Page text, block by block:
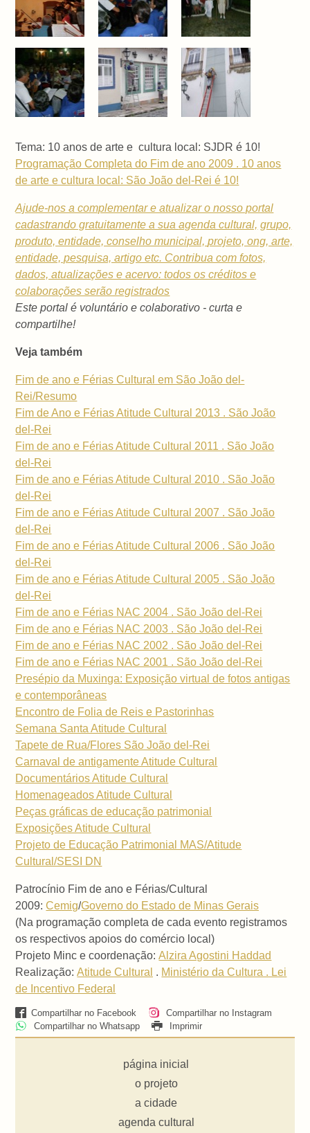
Tema: 10 anos de arte e cultura local: SJDR é 10!
Programação Completa do Fim de ano 2009 . 10 anos
de arte e cultura local: São João del-Rei é 10!
Ajude-nos a complementar e atualizar o nosso portal
cadastrando gratuitamente a suaagenda cultural, grupo,
produto, entidade, conselho municipal,projeto, ong, arte,
entidade, pesquisa, artigo etc. Contribua com fotos,
dados, atualizações e acervo: todos os créditos e
colaborações serão registrados
Este portal é voluntário e colaborativo - curta e
compartilhe!
Veja também
Fim de ano e Férias Cultural em São João del-
Rei/Resumo
Fim de Ano e Férias Atitude Cultural 2013 . São João
del-Rei
Fim de ano e Férias Atitude Cultural 2011 . São João
del-Rei
Fim de ano e Férias Atitude Cultural 2010 . São João
del-Rei
Fim de ano e Férias Atitude Cultural 2007 . São João
del-Rei
Fim de ano e Férias Atitude Cultural 2006 . São João
del-Rei
Fim de ano e Férias Atitude Cultural 2005 . São João
del-Rei
Fim de ano e Férias NAC 2004 . São João del-Rei
Fim de ano e Férias NAC 2003 . São João del-Rei
Fim de ano e Férias NAC 2002 . São João del-Rei
Fim de ano e Férias NAC 2001 . São João del-Rei
Presépio da Muxinga: Exposição virtual de fotos antigas
e contemporâneas
Encontro de Folia de Reis e Pastorinhas
Semana Santa Atitude Cultural
Tapete de Rua/Flores São João del-Rei
Carnaval de antigamente Atitude Cultural
Documentários Atitude Cultural
Homenageados Atitude Cultural
Peças gráficas de educação patrimonial
Exposições Atitude Cultural
Projeto de Educação Patrimonial MAS/Atitude
Cultural/SESI DN
Patrocínio Fim de ano e Férias/Cultural
2009:Cemig/Governo do Estado de Minas Gerais
(Na programação completa de cada evento registramos
os respectivos apoios do comércio local)
Projeto Minc e coordenação:Alzira Agostini Haddad
Realização:Atitude Cultural . Ministério da Cultura . Lei
de Incentivo Federal
Compartilhar no Facebook
Compartilhar no Instagram
Compartilhar no Whatsapp
Imprimir
página inicial
o projeto
a cidade
agenda cultural